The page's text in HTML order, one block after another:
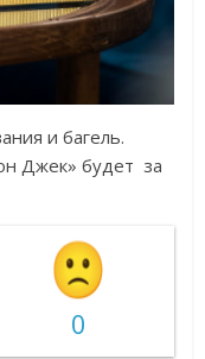
и багель.
Джек» будет за
0